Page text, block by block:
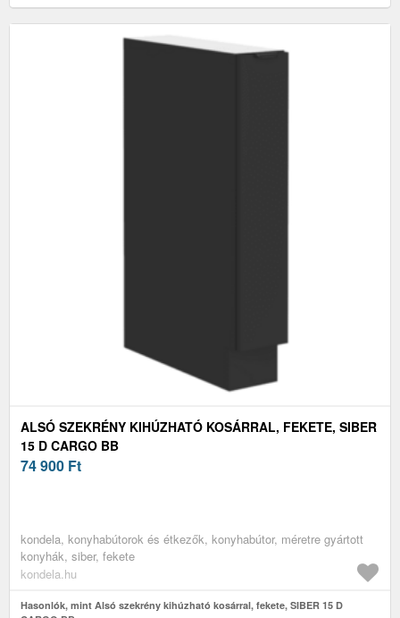
ALSÓ SZEKRÉNY KIHÚZHATÓ KOSÁRRAL, FEKETE, SIBER
15 D CARGO BB
74 900 Ft
kondela, konyhabútorok és étkezők, konyhabútor, méretre gyártott
konyhák, siber, fekete
kondela.hu
Hasonlók, mint Alsó szekrény kihúzható kosárral, fekete, SIBER 15 D